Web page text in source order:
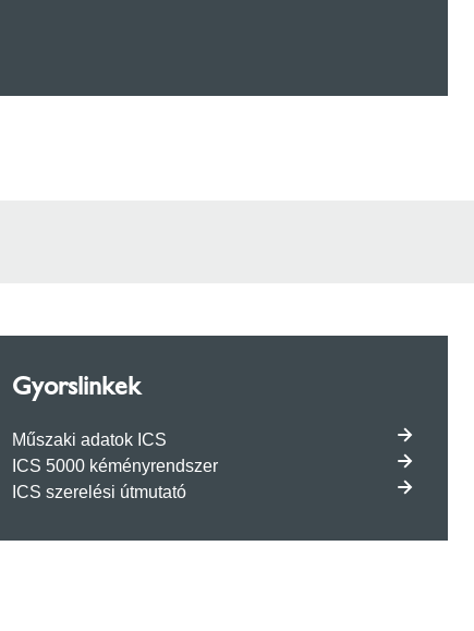
Gyorslinkek
Műszaki adatok ICS
ICS 5000 kéményrendszer
ICS szerelési útmutató